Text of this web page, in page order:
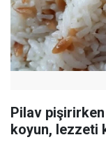
Pilav
koyun, lezzeti